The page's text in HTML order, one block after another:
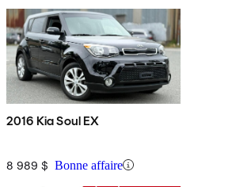
2016 Kia Soul EX
8 989 $ Bonne affaire